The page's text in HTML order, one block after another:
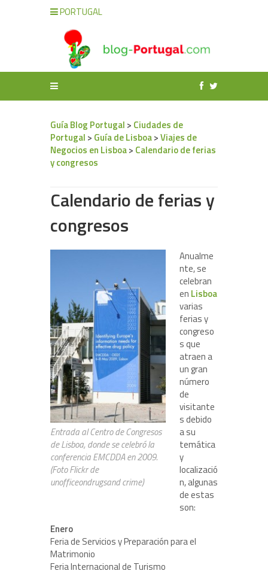
PORTUGAL
Guía Blog Portugal > Ciudades de
Portugal > Guía de Lisboa>Viajes de
Negocios en Lisboa> Calendario de ferias
y congresos
Calendario de ferias y
congresos
Entrada al Centro de Congresos
de Lisboa, donde se celebró la
conferencia EMCDDA en 2009.
(Foto Flickr de
unofficeondrugsand crime)
Anualme
nte, se
celebran
en Lisboa
varias
ferias y
congreso
s que
atraen a
un gran
número
de
visitante
s debido
a su
temática
y
localizació
n, algunas
de estas
son:
Enero
Feria de Servicios y Preparación para el
Matrimonio
Feria Internacional de Turismo